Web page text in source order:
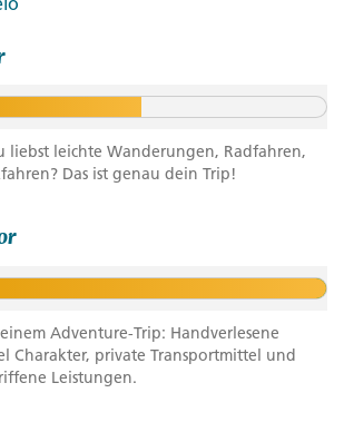
liebst leichte Wanderungen, Radfahren,
Das ist genau dein Trip!
Adventure-Trip: Handverlesene
Charakter, private Transportmittel und
Leistungen.